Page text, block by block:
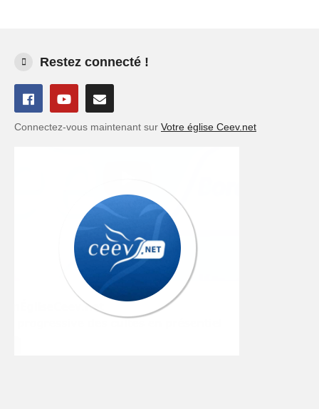
Restez connecté !
Connectez-vous maintenant sur Votre église Ceev.net